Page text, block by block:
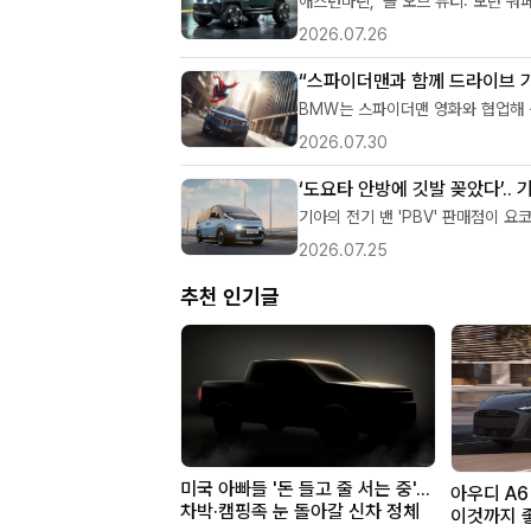
2026.07.26
“스파이더맨과 함께 드라이브
BMW는 스파이더맨 영화와 협업
2026.07.30
‘도요타 안방에 깃발 꽂았다’..
기아의 전기 밴 'PBV' 판매점이 요
2026.07.25
추천 인기글
미국 아빠들 '돈 들고 줄 서는 중'...
차박·캠핑족 눈 돌아갈 신차 정체
아우디
이것까지